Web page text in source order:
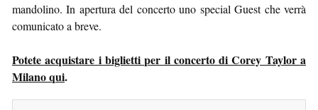
mandolino. In apertura del concerto uno special Guest che verrà
comunicato a breve.
Potete acquistare i biglietti per il concerto di Corey Taylor a
Milano qui.